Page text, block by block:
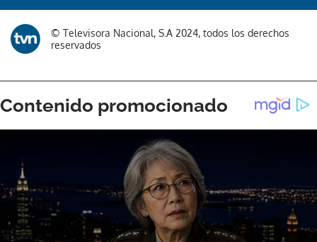
© Televisora Nacional, S.A 2024, todos los derechos
reservados